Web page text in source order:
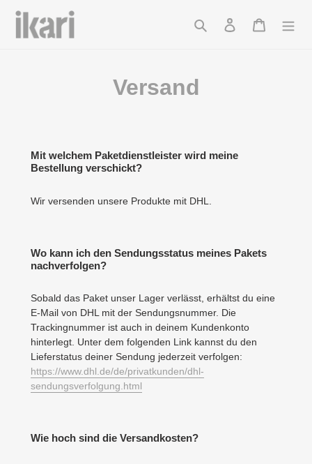
zum
Inhalt
Suchen Einloggen
Versand
Mit welchem Paketdienstleister wird meine
Bestellung verschickt?
Wir versenden unsere Produkte mit DHL.
Wo kann ich den Sendungsstatus meines Pakets
nachverfolgen?
Sobald das Paket unser Lager verlässt, erhältst du eine
E-Mail von DHL mit der Sendungsnummer. Die
Trackingnummer ist auch in deinem Kundenkonto
hinterlegt. Unter dem folgenden Link kannst du den
Lieferstatus deiner Sendung jederzeit verfolgen:
https://www.dhl.de/de/privatkunden/dhl-
sendungsverfolgung.html
Wie hoch sind die Versandkosten?